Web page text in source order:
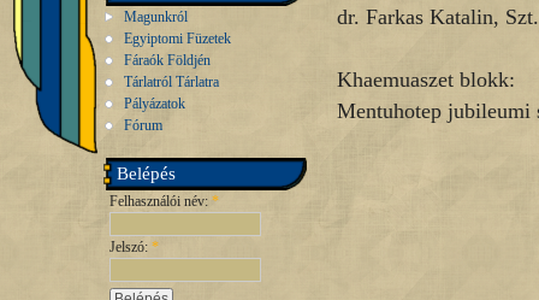
Magunkról
Egyiptomi Füzetek
Fáraók Földjén
Tárlatról Tárlatra
Pályázatok
Fórum
Belépés
Felhasználói név: *
Jelszó: *
dr. Farkas Katalin,
Khaemuaszet blokk:
Mentuhotep jubileumi